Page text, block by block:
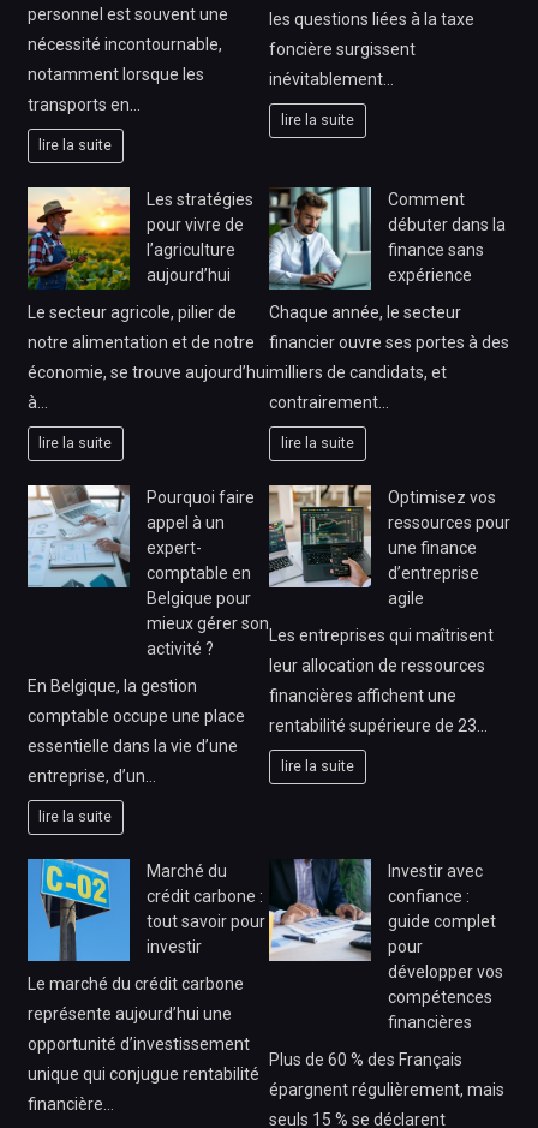
personnel est souvent une
nécessité incontournable,
notamment lorsque les
transports en…
lire la suite
les questions liées à la taxe
foncière surgissent
inévitablement…
lire la suite
Les stratégies
pour vivre de
l’agriculture
aujourd’hui
Le secteur agricole, pilier de
notre alimentation et de notre
économie, se trouve aujourd’hui
à…
lire la suite
Comment
débuter dans la
finance sans
expérience
Chaque année, le secteur
financier ouvre ses portes à des
milliers de candidats, et
contrairement…
lire la suite
Pourquoi faire
appel à un
expert-
comptable en
Belgique pour
mieux gérer son
activité ?
En Belgique, la gestion
comptable occupe une place
essentielle dans la vie d’une
entreprise, d’un…
lire la suite
Optimisez vos
ressources pour
une finance
d’entreprise
agile
Les entreprises qui maîtrisent
leur allocation de ressources
financières affichent une
rentabilité supérieure de 23…
lire la suite
Marché du
crédit carbone :
tout savoir pour
investir
Le marché du crédit carbone
représente aujourd’hui une
opportunité d’investissement
unique qui conjugue rentabilité
financière…
Investir avec
confiance :
guide complet
pour
développer vos
compétences
financières
Plus de 60 % des Français
épargnent régulièrement, mais
seuls 15 % se déclarent